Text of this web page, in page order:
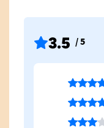
3.5 / 5